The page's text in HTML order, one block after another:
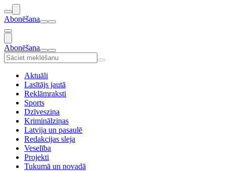
Abonēšana
Abonēšana
Aktuāli
Lasītājs jautā
Reklāmraksti
Sports
Dzīvesziņa
Kriminālziņas
Latvija un pasaulē
Redakcijas sleja
Veselība
Projekti
Tukumā un novadā